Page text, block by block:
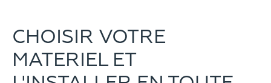
CHOISIR VOTRE
MATERIEL ET